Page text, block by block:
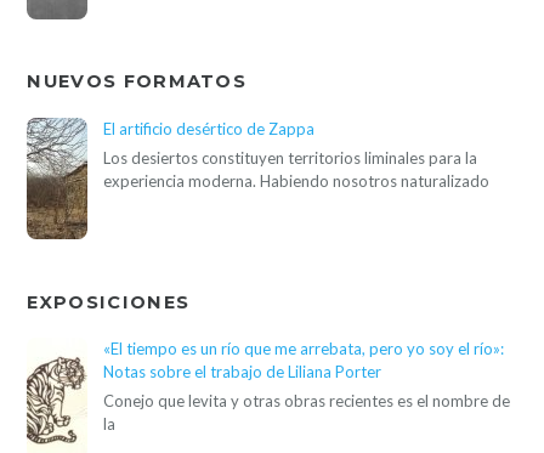
NUEVOS FORMATOS
El artificio desértico de Zappa
Los desiertos constituyen territorios liminales para la
experiencia moderna. Habiendo nosotros naturalizado
EXPOSICIONES
«El tiempo es un río que me arrebata, pero yo soy el río»:
Notas sobre el trabajo de Liliana Porter
Conejo que levita y otras obras recientes es el nombre de
la